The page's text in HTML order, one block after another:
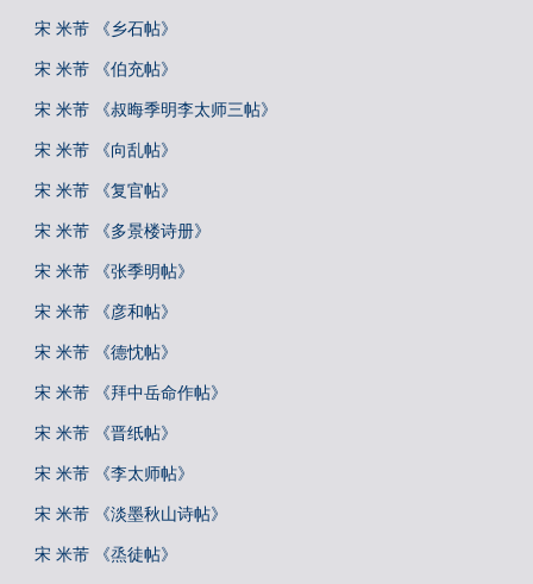
宋 米芾 《乡石帖》
宋 米芾 《伯充帖》
宋 米芾 《叔晦季明李太师三帖》
宋 米芾 《向乱帖》
宋 米芾 《复官帖》
宋 米芾 《多景楼诗册》
宋 米芾 《张季明帖》
宋 米芾 《彦和帖》
宋 米芾 《德忱帖》
宋 米芾 《拜中岳命作帖》
宋 米芾 《晋纸帖》
宋 米芾 《李太师帖》
宋 米芾 《淡墨秋山诗帖》
宋 米芾 《烝徒帖》